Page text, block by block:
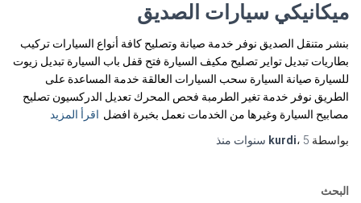
ميكانيكي سيارات الصديق
بنشر متنقل الصديق نوفر خدمة صيانة وتصليح كافة أنواع السيارات تركيب
بطاريات تبديل تواير تصليح مكيف السيارة فتح قفل باب السيارة تبديل زيوت
للسيارة صيانة السيارة سحب السيارات العالقة خدمة المساعدة على
الطريق نوفر خدمة تغير الطرمبة فحص المحرك تعديل الدركسيون تصليح
مصابيح السيارة وغيرها من الخدمات نعمل بخبرة افضل اقرأ المزيد
بواسطة
kurdi، 5 سنوات منذ
البحث